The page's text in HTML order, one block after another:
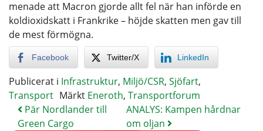
menade att Macron gjorde allt fel när han införde en
koldioxidskatt i Frankrike – höjde skatten men gav till
de mest förmögna.
Facebook Twitter/X LinkedIn
Publicerat i Infrastruktur, Miljö/CSR, Sjöfart,
Transport Märkt Eneroth, Transportforum
Pär Nordlander till
Green Cargo
ANALYS: Kampen hårdnar
om oljan